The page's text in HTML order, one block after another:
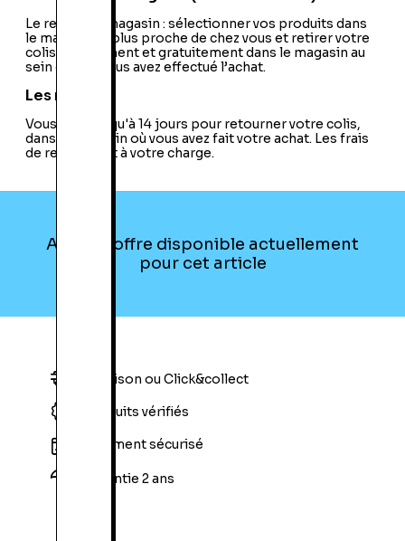
Le retrait en magasin : sélectionner vos produits dans
le magasin le plus proche de chez vous et retirer votre
colis directement et gratuitement dans le magasin au
sein duquel vous avez effectué l’achat.
Les retours
Vous avez jusqu'à 14 jours pour retourner votre colis,
dans le magasin où vous avez fait votre achat. Les frais
de retour sont à votre charge.
Aucune offre disponible actuellement
pour cet article
Livraison ou Click&collect
Produits vérifiés
Paiement sécurisé
Garantie 2 ans